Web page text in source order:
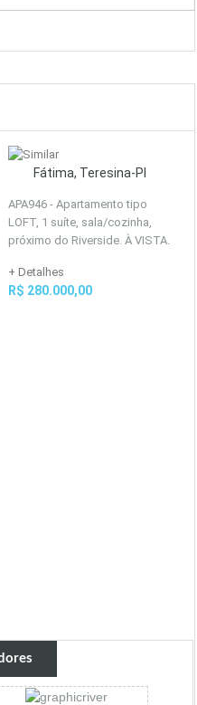
Fátima, Teresina-PI
APA946 - Apartamento tipo
LOFT, 1 suíte, sala/cozinha,
próximo do Riverside. À VISTA.
+ Detalhes
R$ 280.000,00